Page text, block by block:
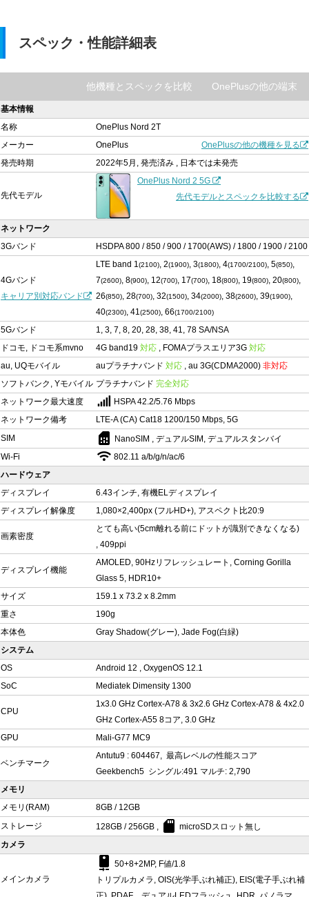
スペック・性能詳細表
OnePlusの他の端末
他機種とスペックを比較
基本情報
名称
OnePlus Nord 2T
メーカー
OnePlus
OnePlusの他の機種を見る
発売時期
2022年5月, 発売済み , 日本では未発売
先代モデル
OnePlus Nord 2 5G
先代モデルとスペックを比較する
ネットワーク
3Gバンド
HSDPA 800 / 850 / 900 / 1700(AWS) / 1800 / 1900 / 2100
4Gバンド
キャリア別対応バンド
LTE band 1(2100), 2(1900), 3(1800), 4(1700/2100), 5(850),
7(2600), 8(900), 12(700), 17(700), 18(800), 19(800), 20(800),
26(850), 28(700), 32(1500), 34(2000), 38(2600), 39(1900),
40(2300), 41(2500), 66(1700/2100)
5Gバンド
1, 3, 7, 8, 20, 28, 38, 41, 78 SA/NSA
ドコモ, ドコモ系mvno
4G band19 対応 , FOMAプラスエリア3G 対応
au, UQモバイル
auプラチナバンド 対応 , au 3G(CDMA2000) 非対応
ソフトバンク, Yモバイル プラチナバンド 完全対応
ネットワーク最大速度
HSPA 42.2/5.76 Mbps
ネットワーク備考
LTE-A (CA) Cat18 1200/150 Mbps, 5G
SIM
sim_card NanoSIM , デュアルSIM, デュアルスタンバイ
Wi-Fi
802.11 a/b/g/n/ac/6
ハードウェア
ディスプレイ
6.43インチ, 有機ELディスプレイ
ディスプレイ解像度
1,080×2,400px (フルHD+), アスペクト比20:9
画素密度
とても高い(5cm離れる前にドットが識別できなくなる)
, 409ppi
ディスプレイ機能
AMOLED, 90Hzリフレッシュレート, Corning Gorilla
Glass 5, HDR10+
サイズ
159.1 x 73.2 x 8.2mm
重さ
190g
本体色
Gray Shadow(グレー), Jade Fog(白緑)
システム
OS
Android 12 , OxygenOS 12.1
SoC
Mediatek Dimensity 1300
CPU
1x3.0 GHz Cortex-A78 & 3x2.6 GHz Cortex-A78 & 4x2.0
GHz Cortex-A55 8コア, 3.0 GHz
GPU
Mali-G77 MC9
ベンチマーク
Antutu9 : 604467, 最高レベルの性能スコア
Geekbench5 シングル:491 マルチ: 2,790
メモリ
メモリ(RAM)
8GB / 12GB
ストレージ
128GB / 256GB , sd_card microSDスロット無し
カメラ
メインカメラ
camera_rear 50+8+2MP, F値/1.8
トリプルカメラ, OIS(光学手ぶれ補正), EIS(電子手ぶれ補